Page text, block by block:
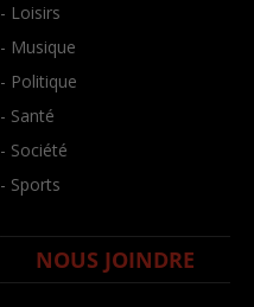
- Loisirs
- Musique
- Politique
- Santé
- Société
- Sports
NOUS JOINDRE